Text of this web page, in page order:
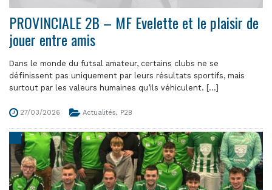
PROVINCIALE 2B – MF Evelette et le plaisir de
jouer entre amis
Dans le monde du futsal amateur, certains clubs ne se
définissent pas uniquement par leurs résultats sportifs, mais
surtout par les valeurs humaines qu’ils véhiculent. [...]
27/03/2026 Actualités, P2B